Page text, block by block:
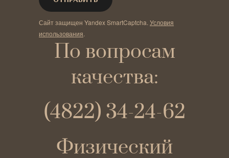
Сайт защищен Yandex SmartCaptcha. Условия
использования.
По вопросам
качества:
(4822) 34-24-62
Физический